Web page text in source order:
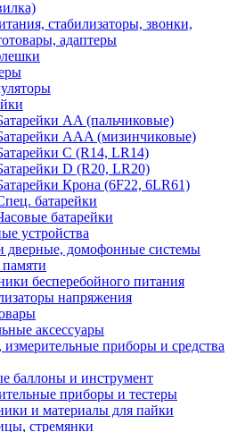
стабилизаторы, звонки,
адаптеры
AA (пальчиковые)
AAA (мизинчиковые)
C (R14, LR14)
D (R20, LR20)
Крона (6F22, 6LR61)
батарейки
батарейки
устройства
дверные, домофонные системы
бесперебойного питания
напряжения
аксессуары
приборы и средства
баллоны и инструмент
приборы и тестеры
и материалы для пайки
стремянки